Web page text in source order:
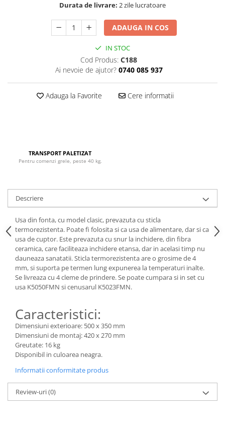
Durata de livrare: 2 zile lucratoare
ADAUGA IN COS
IN STOC
Cod Produs: C188
Ai nevoie de ajutor? 0740 085 937
Adauga la Favorite Cere informatii
TRANSPORT PALETIZAT
Pentru comenzi grele, peste 40 kg.
Descriere
Usa din fonta, cu model clasic, prevazuta cu sticla
termorezistenta. Poate fi folosita si ca usa de alimentare, dar si ca
usa de cuptor. Este prevazuta cu snur la inchidere, din fibra
ceramica, care faciliteaza inchidere etansa, dar in acelasi timp nu
dauneaza sanatatii. Sticla termorezistenta are o grosime de 4
mm, si suporta pe termen lung expunerea la temperaturi inalte.
Se livreaza cu 4 cleme de prindere. Se poate cumpara si in set cu
usa K5050FMN si cenusarul K5023FMN.
Caracteristici:
Dimensiuni exterioare: 500 x 350 mm
Dimensiuni de montaj: 420 x 270 mm
Greutate: 16 kg
Disponibil in culoarea neagra.
Informatii conformitate produs
Review-uri(0)